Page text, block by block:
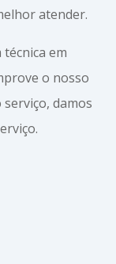
atender.
em
o nosso
damos